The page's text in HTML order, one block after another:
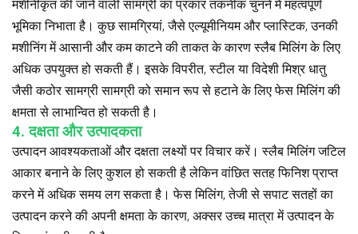
मशीनीकृत की जाने वाली सामग्री का प्रकार तकनीक चुनने में महत्वपूर्ण
भूमिका निभाता है। कुछ सामग्रियां, जैसे एल्यूमीनियम और प्लास्टिक, उनकी
मशीनिंग में आसानी और कम काटने की ताकत के कारण स्लैब मिलिंग के लिए
अधिक उपयुक्त हो सकती हैं। इसके विपरीत, स्टील या विदेशी मिश्र धातु
जैसी कठोर सामग्री सामग्री को समान रूप से हटाने के लिए फेस मिलिंग की
क्षमता से लाभान्वित हो सकती है।
4. दक्षता और उत्पादकता
उत्पादन आवश्यकताओं और दक्षता लक्ष्यों पर विचार करें। स्लैब मिलिंग जटिल
आकार बनाने के लिए कुशल हो सकती है लेकिन वांछित सतह फिनिश प्राप्त
करने में अधिक समय लग सकता है। फेस मिलिंग, तेजी से सपाट सतहों का
उत्पादन करने की अपनी क्षमता के कारण, अक्सर उच्च मात्रा में उत्पादन के